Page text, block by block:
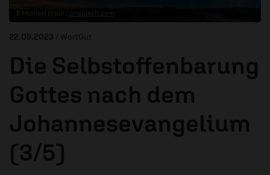
22.09.2023 / WortGut
Die Selbstoffenbarung
Gottes nach dem
Johannesevangelium
(3/5)